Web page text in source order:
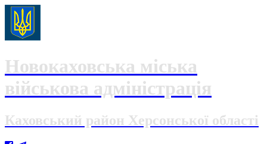
Новокаховська міська
військова адміністрація
Каховський район Херсонської області